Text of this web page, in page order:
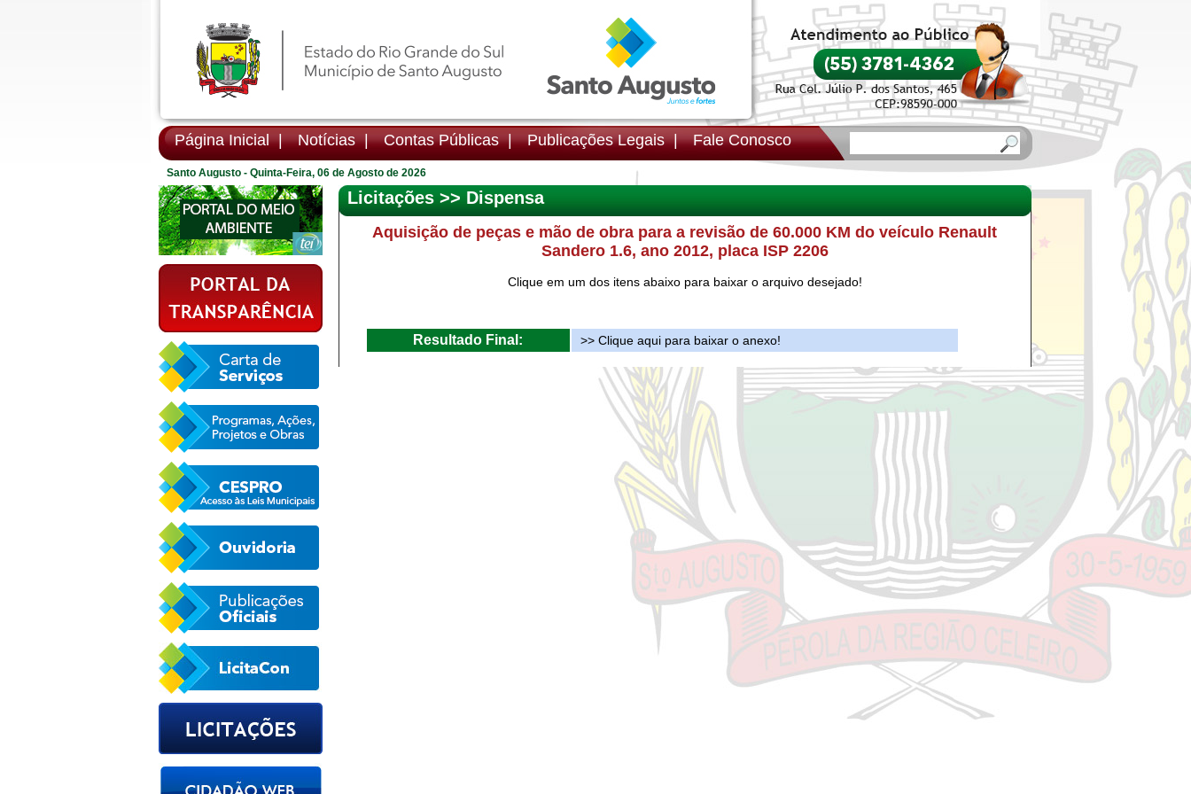
Página Inicial | Notícias | Contas Públicas | Publicações Legais | Fale Conosco
Santo Augusto - Quinta-Feira, 06 de Agosto de 2026
Licitações >> Dispensa
Aquisição de peças e mão de obra para a revisão de 60.000 KM do veículo Renault
Sandero 1.6, ano 2012, placa ISP 2206
Clique em um dos itens abaixo para baixar o arquivo desejado!
Resultado Final: >> Clique aqui para baixar o anexo!